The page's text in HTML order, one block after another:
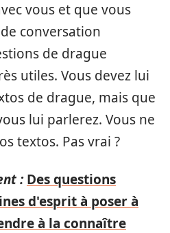
vous et que vous
conversation
de drague
utiles. Vous devez lui
de drague, mais que
lui parlerez. Vous ne
textos. Pas vrai ?
: Des questions
d'esprit à poser à
à la connaître